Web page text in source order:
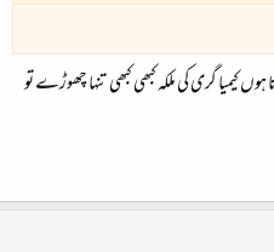
کیمیا گری کی ملکہ کبھی کبھی تنہا چھوڑے تو